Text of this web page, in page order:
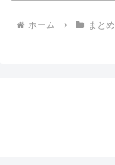
ホーム まとめ